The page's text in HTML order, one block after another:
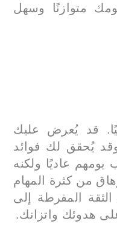
متوازنًا وسهل
قد يُعرض عليك
يُحقق لك فوائد
يومهم عاديًا ولكنه
من كثرة المهام
المفرطة إلى
هدوئك واتزانك.